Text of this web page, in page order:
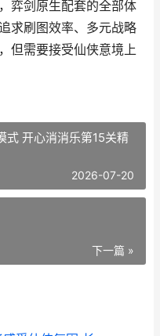
弈剑原生配套的全部体
求刷图效率、多元战略
但需要接受仙侠意境上
式 开心消消乐第15关精
2026-07-20
下一篇 »